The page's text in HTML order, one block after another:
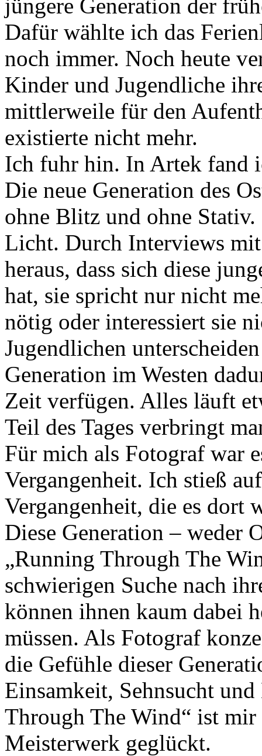
jüngere Generation der
Dafür wählte ich das
noch immer. Noch heute
Kinder und Jugendliche
mittlerweile für den
existierte nicht mehr.
Ich fuhr hin. In Artek fand
Die neue Generation des
ohne Blitz und ohne
Licht. Durch Interviews
heraus, dass sich diese
hat, sie spricht nur nicht
nötig oder interessiert sie
Jugendlichen
Generation im Westen
Zeit verfügen. Alles läuft
Teil des Tages verbringt
Für mich als Fotograf war
Vergangenheit. Ich stieß
Vergangenheit, die es dort
Diese Generation – weder
„Running Through The
schwierigen Suche nach
können ihnen kaum dabei
müssen. Als Fotograf
die Gefühle dieser
Einsamkeit, Sehnsucht
Through The Wind“ ist
Meisterwerk geglückt.